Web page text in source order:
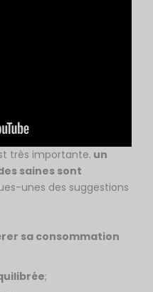
très importante. un
saines sont
unes des suggestions
sa consommation
;